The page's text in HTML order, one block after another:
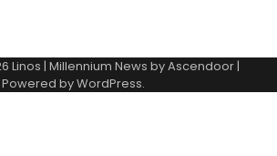
Linos | Millennium News byAscendoor|
Powered byWordPress.